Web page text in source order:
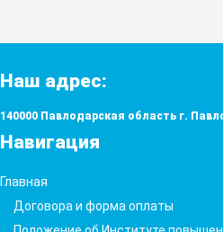
Наш адрес:
140000 Павлодарская область г.
Навигация
Главная
Договора и форма оплаты